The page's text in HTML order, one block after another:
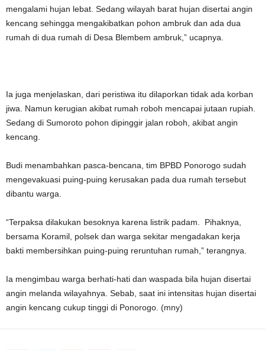
mengalami hujan lebat. Sedang wilayah barat hujan disertai angin
kencang sehingga mengakibatkan pohon ambruk dan ada dua
rumah di dua rumah di Desa Blembem ambruk,” ucapnya.
Ia juga menjelaskan, dari peristiwa itu dilaporkan tidak ada korban
jiwa. Namun kerugian akibat rumah roboh mencapai jutaan rupiah.
Sedang di Sumoroto pohon dipinggir jalan roboh, akibat angin
kencang.
Budi menambahkan pasca-bencana, tim BPBD Ponorogo sudah
mengevakuasi puing-puing kerusakan pada dua rumah tersebut
dibantu warga.
“Terpaksa dilakukan besoknya karena listrik padam. Pihaknya,
bersama Koramil, polsek dan warga sekitar mengadakan kerja
bakti membersihkan puing-puing reruntuhan rumah,” terangnya.
Ia mengimbau warga berhati-hati dan waspada bila hujan disertai
angin melanda wilayahnya. Sebab, saat ini intensitas hujan disertai
angin kencang cukup tinggi di Ponorogo. (mny)